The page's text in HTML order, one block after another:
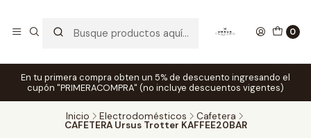
0
En tu primera compra obten un 5% de descuento ingresando el
cupón "PRIMERACOMPRA" (no incluye descuentos vigentes)
Inicio Electrodomésticos Cafetera
CAFETERA Ursus Trotter KAFFEE20BAR